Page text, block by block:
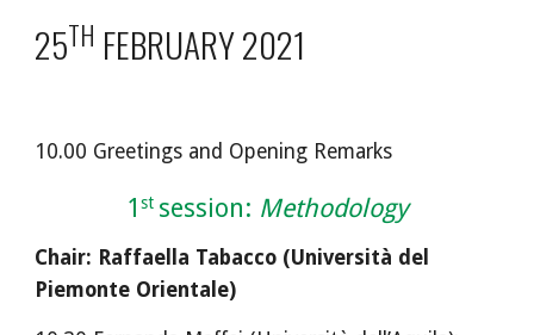
25TH FEBRUARY 2021
10.00 Greetings and Opening Remarks
1 st session: Methodology
Chair: Raffaella Tabacco (Università del
Piemonte Orientale)